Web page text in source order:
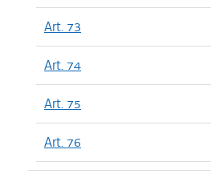
Art. 73
Art. 74
Art. 75
Art. 76